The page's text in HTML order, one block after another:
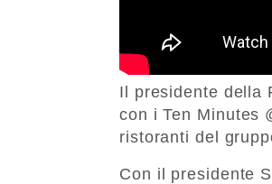
Il presidente della
con i Ten Minutes
ristoranti del
Con il presidente